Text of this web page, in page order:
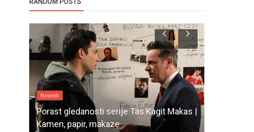
Novosti
Porast gledanosti serije Tas Kagit Makas |
Kamen, papir, makaze